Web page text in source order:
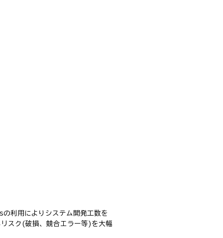
利用によりシステム開発工数を
スク(破損、競合エラー等)を大幅